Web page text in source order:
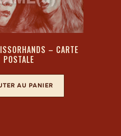
– CARTE
POSTALE
AU PANIER